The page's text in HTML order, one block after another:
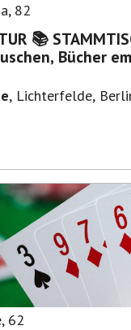
, 82
-
Bücher
, Lichterfelde,
, 62